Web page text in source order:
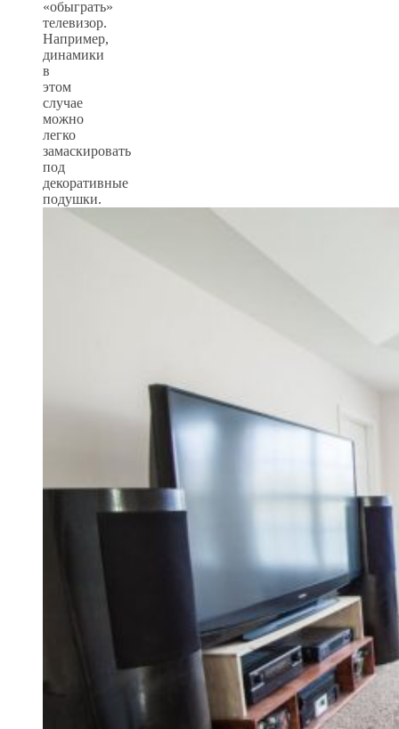
«обыграть»
телевизор.
Например,
динамики
в
этом
случае
можно
легко
замаскировать
под
декоративные
подушки.